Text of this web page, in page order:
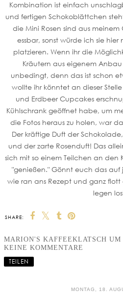
Kombination ist einfach
und fertigen Schokoblättchen
die Mini Rosen sind aus
essbar, sonst würde ich sie
platzieren. Wenn ihr die
Kräutern aus eigenem
unbedingt, denn das ist schon
wollte ihr könntet an dieser
und Erdbeer Cupcakes
Kühlschrank geöffnet habe, um
die Fotos heraus zu holen, war
Der kräftige Duft der
und der zarte Rosenduft! Das
sich mit so einem Teilchen an den
"genießen." Gönnt euch das auf
wie ran ans Rezept und ganz
legen
SHARE:
MARION'S KAFFEEKLATSCH UM
KEINE KOMMENTARE
TEILEN
MONTAG, 18.